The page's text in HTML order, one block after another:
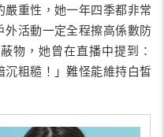
重性，她一年四季都非常
外活動一定全程擦高係數防
物，她曾在直播中提到：
沉粗糙！」難怪能維持白皙